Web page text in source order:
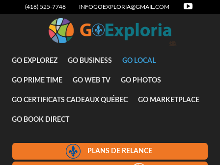
(418) 525-7748 INFOGOEXPLORIA@GMAIL.COM
GO EXPLOREZ GO BUSINESS GO LOCAL
GO PRIME TIME GO WEB TV GO PHOTOS
GO CERTIFICATS CADEAUX QUÉBEC GO MARKETPLACE
GO BOOK DIRECT
PLANS DE RELANCE